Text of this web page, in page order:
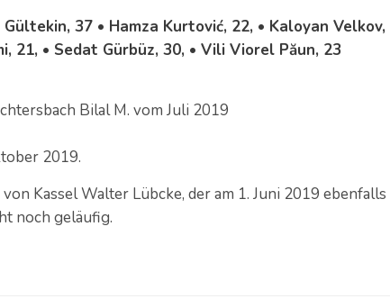
37 • Hamza Kurtović, 22, • Kaloyan Velkov,
21, • Sedat Gürbüz, 30, • Vili Viorel Păun, 23
Bilal M. vom Juli 2019
2019.
Kassel Walter Lübcke, der am 1. Juni 2019 ebenfalls
noch geläufig.